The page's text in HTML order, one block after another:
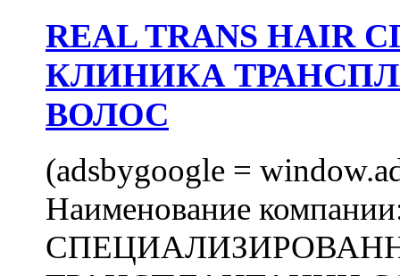
REAL TRANS
КЛИНИКА
ВОЛОС
(adsbygoogle =
Наименование